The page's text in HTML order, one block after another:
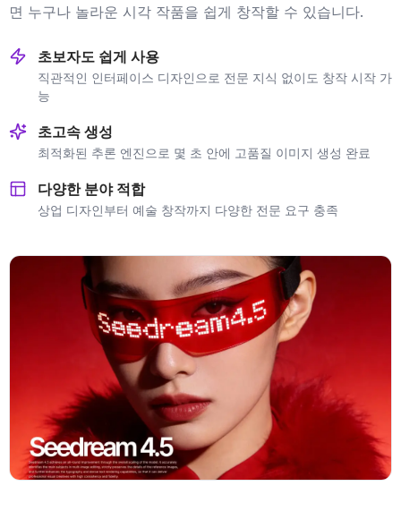
면 누구나 놀라운 시각 작품을 쉽게 창작할 수 있습니다.
초보자도 쉽게 사용
직관적인 인터페이스 디자인으로 전문 지식 없이도 창작 시작 가
능
초고속 생성
최적화된 추론 엔진으로 몇 초 안에 고품질 이미지 생성 완료
다양한 분야 적합
상업 디자인부터 예술 창작까지 다양한 전문 요구 충족